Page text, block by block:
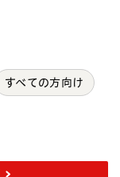
すべての方向け